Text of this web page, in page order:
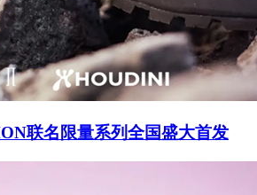
联名限量系列全国盛大首发